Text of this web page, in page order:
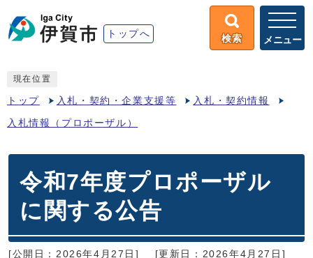
トップへ 検索 メニュー
現在位置
トップ 入札・契約・企業支援等 入札・契約情報
入札情報（プロポーザル）
令和7年度プロポーザル
に関する公告
[公開日：2026年4月27日]
[更新日：2026年4月27日]